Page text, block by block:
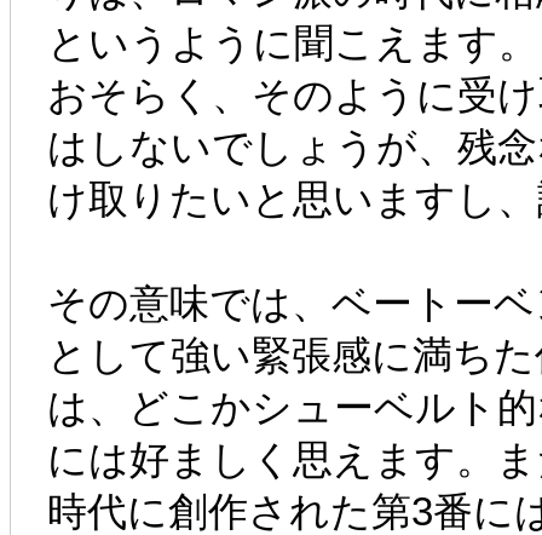
というように聞こえます。
おそらく、そのように受
はしないでしょうが、残
け取りたいと思いますし
その意味では、ベートー
として強い緊張感に満ち
は、どこかシューベルト
には好ましく思えます。
時代に創作された第3番に